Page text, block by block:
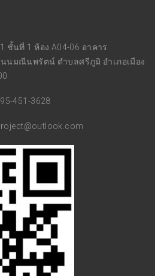
ชั้นที่ 1 ห้อง A04-06 อาคาร
นมณีนพรัตน์ ตำบลศรีภูมิ อำเภอเมือง
451-3628